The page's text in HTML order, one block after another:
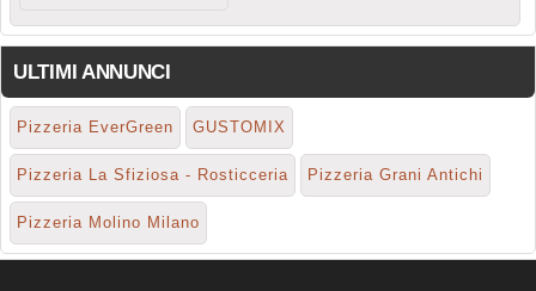
ULTIMI ANNUNCI
Pizzeria EverGreen GUSTOMIX
Pizzeria La Sfiziosa - Rosticceria Pizzeria Grani Antichi
Pizzeria Molino Milano